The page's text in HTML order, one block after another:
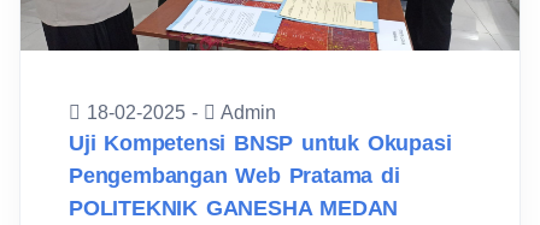
18-02-2025 - Admin
Uji Kompetensi BNSP untuk Okupasi
Pengembangan Web Pratama di
POLITEKNIK GANESHA MEDAN